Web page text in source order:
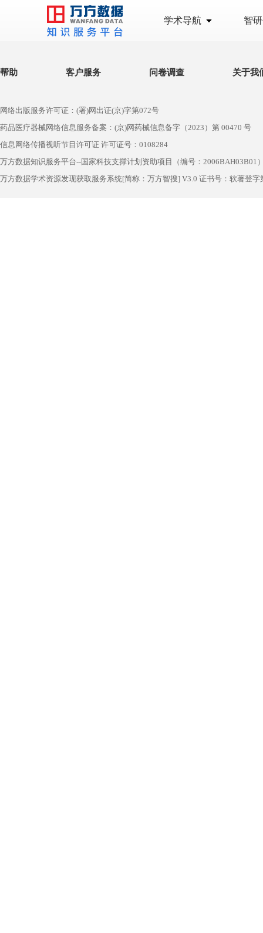
学术导航 智
帮助 客户服务 问卷调查 关于我
网络出版服务许可证：(署)网出证(京)字第072号
药品医疗器械网络信息服务备案：(京)网药械信息备字（2023）第 00470 号
信息网络传播视听节目许可证 许可证号：0108284
万方数据知识服务平台--国家科技支撑计划资助项目（编号：2006BAH03B01
万方数据学术资源发现获取服务系统[简称：万方智搜] V3.0 证书号：软著登字